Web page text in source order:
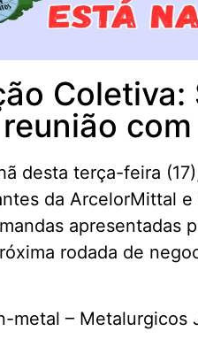
desta terça-feira
da ArcelorMittal
apresentadas
rodada de
metal – Metalurgicos